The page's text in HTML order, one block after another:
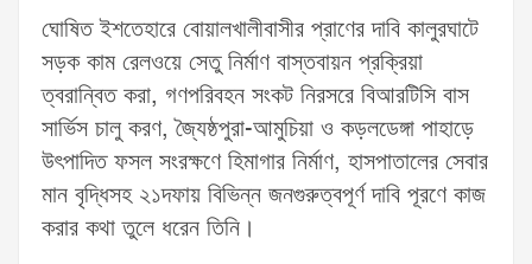
ঘোষিত ইশতেহারে বোয়ালখালীবাসীর প্রাণের দাবি কালুরঘাটে
সড়ক কাম রেলওয়ে সেতু নির্মাণ বাস্তবায়ন প্রক্রিয়া
ত্বরান্বিত করা, গণপরিবহন সংকট নিরসরে বিআরটিসি বাস
সার্ভিস চালু করণ, জ্যৈষ্ঠপুরা-আমুচিয়া ও কড়লডেঙ্গা পাহাড়ে
উৎপাদিত ফসল সংরক্ষণে হিমাগার নির্মাণ, হাসপাতালের সেবার
মান বৃদ্ধিসহ ২১দফায় বিভিন্ন জনগুরুত্বপূর্ণ দাবি পূরণে কাজ
করার কথা তুলে ধরেন তিনি।